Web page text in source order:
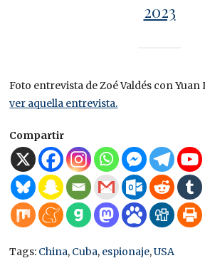
2023
Foto entrevista de Zoé Valdés con Yuan
ver aquella entrevista.
Compartir
Tags: China, Cuba, espionaje,USA